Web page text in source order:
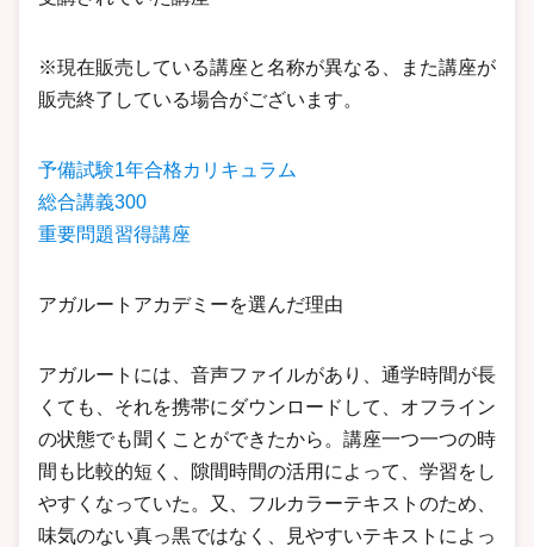
※現在販売している講座と名称が異なる、また講座が
販売終了している場合がございます。
予備試験1年合格カリキュラム
総合講義300
重要問題習得講座
アガルートアカデミーを選んだ理由
アガルートには、音声ファイルがあり、通学時間が長
くても、それを携帯にダウンロードして、オフライン
の状態でも聞くことができたから。講座一つ一つの時
間も比較的短く、隙間時間の活用によって、学習をし
やすくなっていた。又、フルカラーテキストのため、
味気のない真っ黒ではなく、見やすいテキストによっ